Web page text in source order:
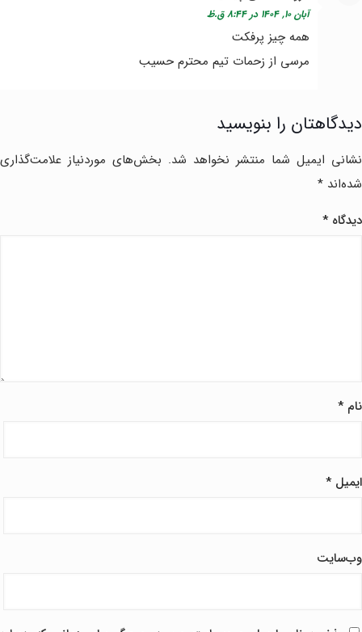
آبان ۱۰, ۱۴۰۴ در ۸:۴۴ ق.ظ
همه چیز پرفکت
مرسی از زحمات تیم محترم حسیب
دیدگاهتان را بنویسید
نشانی ایمیل شما منتشر نخواهد شد. بخش‌های موردنیاز علامت‌گذاری
شده‌اند *
دیدگاه*
نام*
ایمیل*
وب‌سایت